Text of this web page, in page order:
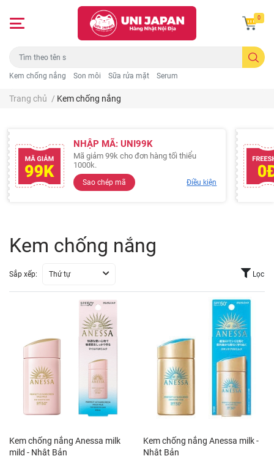
Kem chống nắng Son môi Sữa rửa mặt Serum
0
Trang chủ / Kem chống nắng
NHẬP MÃ: UNI99K
Mã giảm 99k cho đơn hàng tối thiểu
1000k.
Sao chép mã Điều kiện
Kem chống nắng
Sắp xếp: Thứ tự Lọc
Kem chống nắng Anessa milk
mild - Nhật Bản
Kem chống nắng Anessa milk -
Nhật Bản